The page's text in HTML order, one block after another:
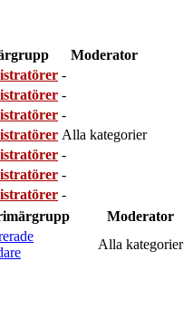
Moderator
-
-
-
Alla kategorier
-
-
-
Moderator
Alla kategorier